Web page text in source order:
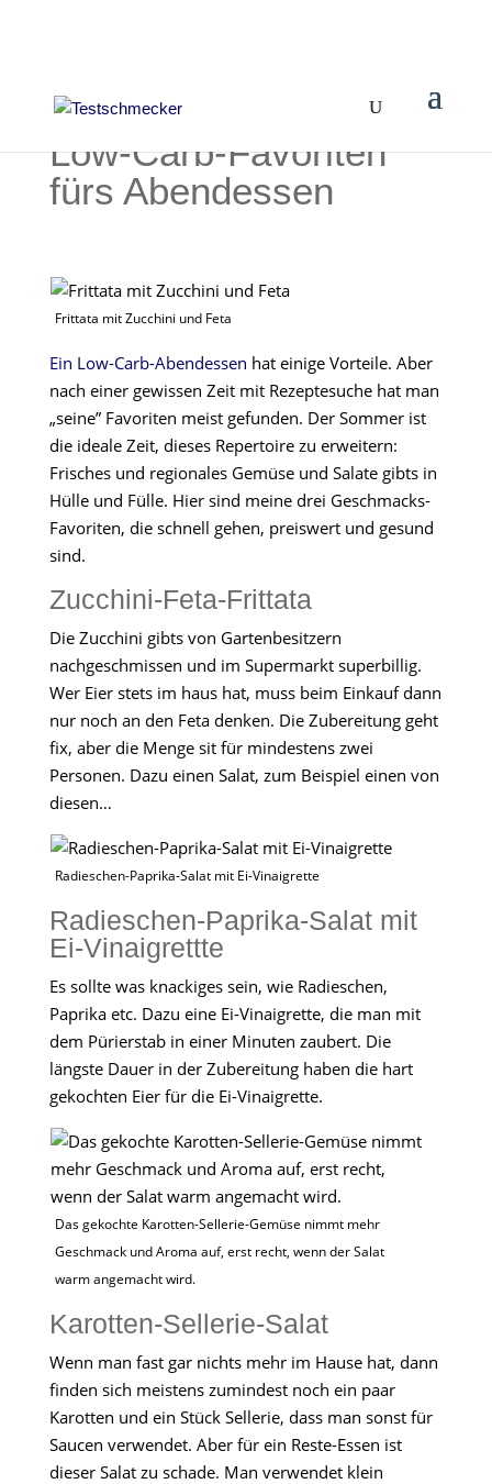
Low-Carb-Favoriten
fürs Abendessen
Frittata mit Zucchini und Feta
Ein Low-Carb-Abendessen hat einige Vorteile. Aber
nach einer gewissen Zeit mit Rezeptesuche hat man
„seine” Favoriten meist gefunden. Der Sommer ist
die ideale Zeit, dieses Repertoire zu erweitern:
Frisches und regionales Gemüse und Salate gibts in
Hülle und Fülle. Hier sind meine drei Geschmacks-
Favoriten, die schnell gehen, preiswert und gesund
sind.
Zucchini-Feta-Frittata
Die Zucchini gibts von Gartenbesitzern
nachgeschmissen und im Supermarkt superbillig.
Wer Eier stets im haus hat, muss beim Einkauf dann
nur noch an den Feta denken. Die Zubereitung geht
fix, aber die Menge sit für mindestens zwei
Personen. Dazu einen Salat, zum Beispiel einen von
diesen…
Radieschen-Paprika-Salat mit Ei-Vinaigrette
Radieschen-Paprika-Salat mit
Ei-Vinaigrettte
Es sollte was knackiges sein, wie Radieschen,
Paprika etc. Dazu eine Ei-Vinaigrette, die man mit
dem Pürierstab in einer Minuten zaubert. Die
längste Dauer in der Zubereitung haben die hart
gekochten Eier für die Ei-Vinaigrette.
Das gekochte Karotten-Sellerie-Gemüse nimmt mehr
Geschmack und Aroma auf, erst recht, wenn der Salat
warm angemacht wird.
Karotten-Sellerie-Salat
Wenn man fast gar nichts mehr im Hause hat, dann
finden sich meistens zumindest noch ein paar
Karotten und ein Stück Sellerie, dass man sonst für
Saucen verwendet. Aber für ein Reste-Essen ist
dieser Salat zu schade. Man verwendet klein